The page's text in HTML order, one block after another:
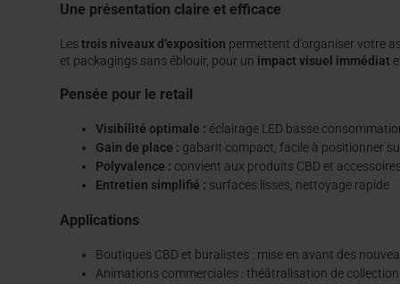
Une présentation claire et efficace
Les trois niveaux d’exposition permettent d’organiser votre
et packagings sans éblouir, pour un impact visuel immédiat
Pensée pour le retail
Visibilité optimale : éclairage LED basse
Gain de place : gabarit compact, facile à positionner
Polyvalence : convient aux produits CBD et
Entretien simplifié : surfaces lisses, nettoyage rapide
Applications
Boutiques CBD et buralistes : mise en avant des
Animations commerciales : théâtralisation de